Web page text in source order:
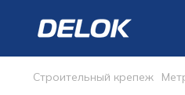
Строительный крепеж